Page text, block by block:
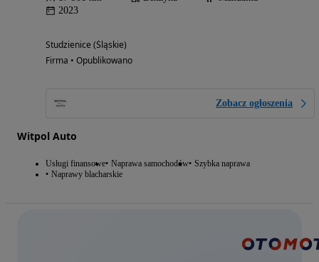
2023
Studzienice (Śląskie)
Firma • Opublikowano
Zobacz ogłoszenia
Witpol Auto
Usługi finansowe Naprawa samochodów Szybka naprawa
Naprawy blacharskie